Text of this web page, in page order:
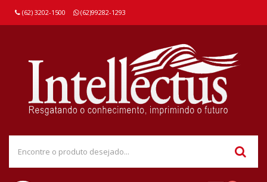
(62) 3202-1500 (62)99282-1293